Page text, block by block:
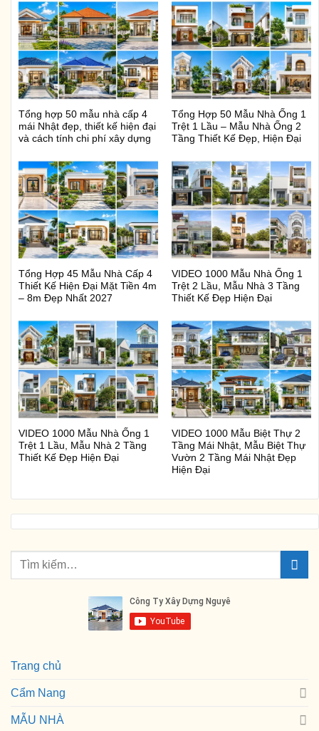
Tổng hợp 50 mẫu nhà cấp 4
mái Nhật đẹp, thiết kế hiện đại
và cách tính chi phí xây dựng
Tổng Hợp 50 Mẫu Nhà Ống 1
Trệt 1 Lầu – Mẫu Nhà Ống 2
Tầng Thiết Kế Đẹp, Hiện Đại
Tổng Hợp 45 Mẫu Nhà Cấp 4
Thiết Kế Hiện Đại Mặt Tiền 4m
– 8m Đẹp Nhất 2027
VIDEO 1000 Mẫu Nhà Ống 1
Trệt 2 Lầu, Mẫu Nhà 3 Tầng
Thiết Kế Đẹp Hiện Đại
VIDEO 1000 Mẫu Nhà Ống 1
Trệt 1 Lầu, Mẫu Nhà 2 Tầng
Thiết Kế Đẹp Hiện Đại
VIDEO 1000 Mẫu Biệt Thự 2
Tầng Mái Nhật, Mẫu Biệt Thự
Vườn 2 Tầng Mái Nhật Đẹp
Hiện Đại
Trang chủ
Cẩm Nang
MẪU NHÀ